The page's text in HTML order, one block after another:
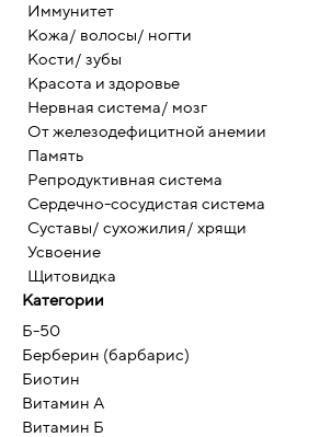
Иммунитет
Кожа/ волосы/ ногти
Кости/ зубы
Красота и здоровье
Нервная система/ мозг
От железодефицитной анемии
Память
Репродуктивная система
Сердечно-сосудистая система
Суставы/ сухожилия/ хрящи
Усвоение
Щитовидка
Категории
Б-50
Берберин (барбарис)
Биотин
Витамин А
Витамин Б